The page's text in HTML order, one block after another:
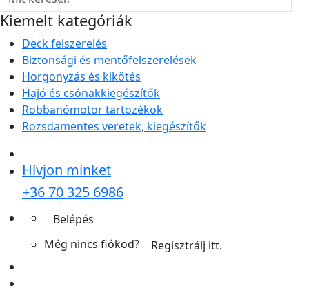
Kiemelt kategóriák
Deck felszerelés
Biztonsági és mentőfelszerelések
Horgonyzás és kikötés
Hajó és csónakkiegészítők
Robbanómotor tartozékok
Rozsdamentes veretek, kiegészítők
Hívjon minket
+36 70 325 6986
Belépés
Még nincs fiókod?
Regisztrálj itt.